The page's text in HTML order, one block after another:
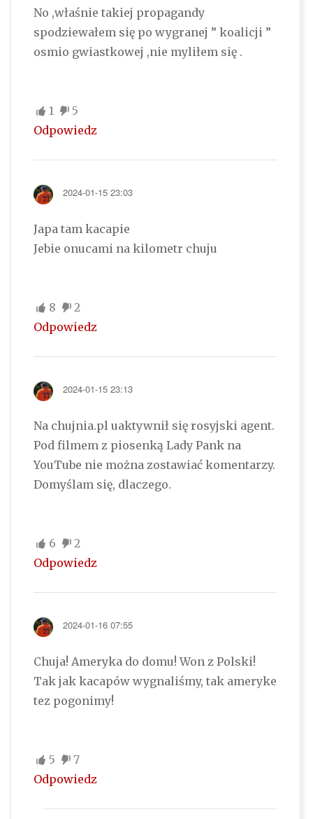
No ,właśnie takiej propagandy
spodziewałem się po wygranej ” koalicji ”
osmio gwiastkowej ,nie myliłem się .
1
5
Odpowiedz
2024-01-15 23:03
Japa tam kacapie
Jebie onucami na kilometr chuju
8
2
Odpowiedz
2024-01-15 23:13
Na chujnia.pl uaktywnił się rosyjski agent.
Pod filmem z piosenką Lady Pank na
YouTube nie można zostawiać komentarzy.
Domyślam się, dlaczego.
6
2
Odpowiedz
2024-01-16 07:55
Chuja! Ameryka do domu! Won z Polski!
Tak jak kacapów wygnaliśmy, tak ameryke
tez pogonimy!
5
7
Odpowiedz